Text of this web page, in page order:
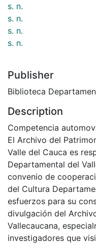
s. n.
s. n.
s. n.
s. n.
Publisher
Biblioteca
Description
Competencia
El Archivo del
Valle del Cauca es
Departamental del
convenio de
del Cultura
esfuerzos para su
divulgación del
Vallecaucana,
investigadores que